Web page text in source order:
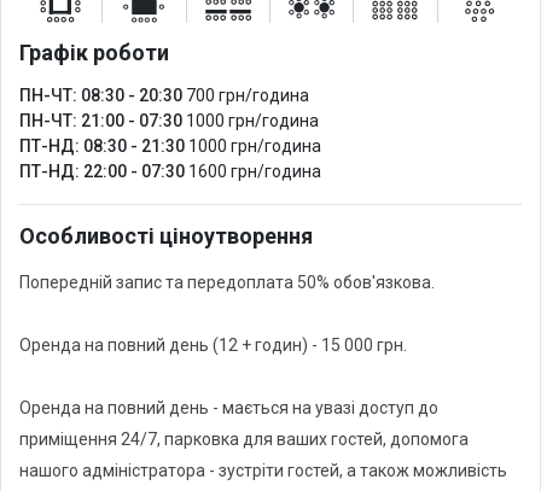
Графік роботи
ПН-ЧТ: 08:30 - 20:30 700 грн/година
ПН-ЧТ: 21:00 - 07:30 1000 грн/година
ПТ-НД: 08:30 - 21:30 1000 грн/година
ПТ-НД: 22:00 - 07:30 1600 грн/година
Особливості ціноутворення
Попередній запис та передоплата 50% обов'язкова.
Оренда на повний день (12 + годин) - 15 000 грн.
Оренда на повний день - мається на увазі доступ до
приміщення 24/7, парковка для ваших гостей, допомога
нашого адміністратора - зустріти гостей, а також можливість